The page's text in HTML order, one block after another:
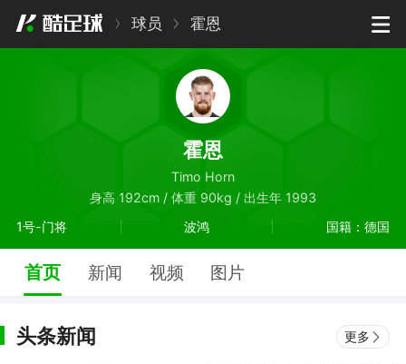
球员 霍恩
霍恩
Timo Horn
身高 192cm / 体重 90kg / 出生年 1993
1号-门将
波鸿 国籍：德国
首页 新闻 视频 图片
头条新闻 更多